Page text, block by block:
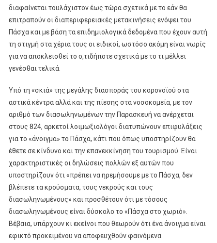
διαφαίνεται τουλάχιστον έως τώρα σχετικά με το εάν θα
επιτραπούν οι διαπεριφερειακές μετακινήσεις ενόψει του
Πάσχα και με βάση τα επιδημιολογικά δεδομένα που έχουν αυτή
τη στιγμή στα χέρια τους οι ειδικοί, ωστόσο ακόμη είναι νωρίς
για να αποκλεισθεί το ο,τιδήποτε σχετικά με το τι μέλλει
γενέσθαι τελικά.
Υπό τη «σκιά» της μεγάλης διασποράς του κορονοϊού στα
αστικά κέντρα αλλά και της πίεσης στα νοσοκομεία, με τον
αριθμό των διασωληνωμένων την Παρασκευή να ανέρχεται
στους 824, αρκετοί λοιμωξιολόγοι διατυπώνουν επιφυλάξεις
για το «άνοιγμα» το Πάσχα, κάτι που όπως υποστηρίζουν θα
έθετε σε κίνδυνο και την επανεκκίνηση του τουρισμού. Είναι
χαρακτηριστικές οι δηλώσεις πολλών εξ αυτών που
υποστηρίζουν ότι «πρέπει να ηρεμήσουμε με το Πάσχα, δεν
βλέπετε τα κρούσματα, τους νεκρούς και τους
διασωληνωμένους» και προσθέτουν ότι με τόσους
διασωληνωμένους είναι δύσκολο το «Πάσχα στο χωριό».
Βέβαια, υπάρχουν κι εκείνοι που θεωρούν ότι ένα άνοιγμα είναι
εφικτό προκειμένου να αποφευχθούν φαινόμενα